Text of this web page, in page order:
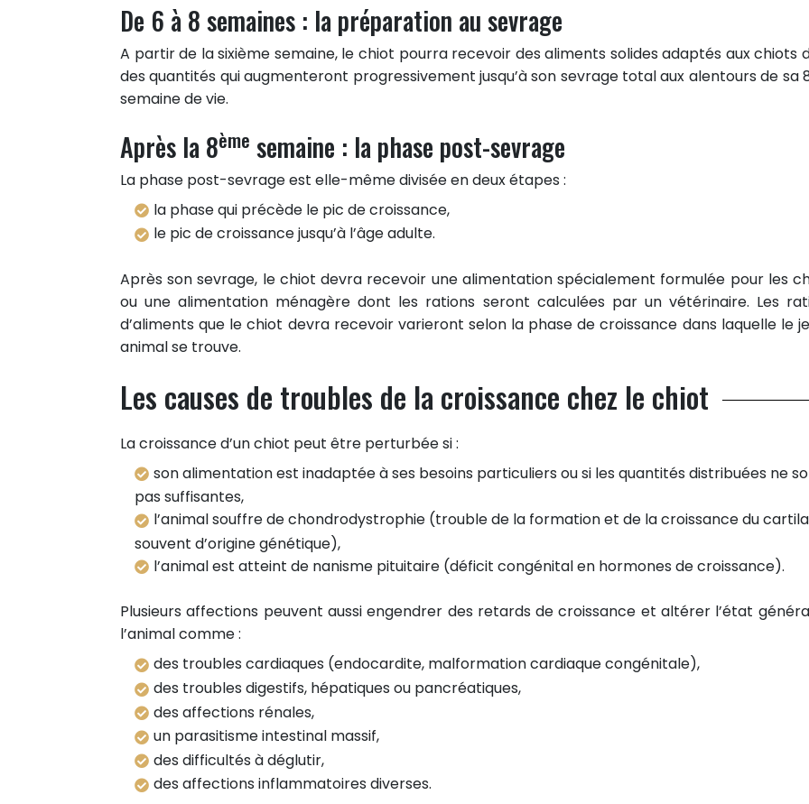
De 6 à 8 semaines : la préparation au sevrage
A partir de la sixième semaine, le chiot pourra recevoir des aliments solides adaptés aux chiots
des quantités qui augmenteront progressivement jusqu’à son sevrage total aux alentours de sa
semaine de vie.
Après la 8ème semaine : la phase post-sevrage
La phase post-sevrage est elle-même divisée en deux étapes :
la phase qui précède le pic de croissance,
le pic de croissance jusqu’à l’âge adulte.
Après son sevrage, le chiot devra recevoir une alimentation spécialement formulée pour les
ou une alimentation ménagère dont les rations seront calculées par un vétérinaire. Les
d’aliments que le chiot devra recevoir varieront selon la phase de croissance dans laquelle le
animal se trouve.
Les causes de troubles de la croissance chez le chiot
La croissance d’un chiot peut être perturbée si :
son alimentation est inadaptée à ses besoins particuliers ou si les quantités distribuées ne
pas suffisantes,
l’animal souffre de chondrodystrophie (trouble de la formation et de la croissance du
souvent d’origine génétique),
l’animal est atteint de nanisme pituitaire (déficit congénital en hormones de croissance).
Plusieurs affections peuvent aussi engendrer des retards de croissance et altérer l’état
l’animal comme :
des troubles cardiaques (endocardite, malformation cardiaque congénitale),
des troubles digestifs, hépatiques ou pancréatiques,
des affections rénales,
un parasitisme intestinal massif,
des difficultés à déglutir,
des affections inflammatoires diverses.